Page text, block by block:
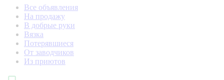
Все объявления
На продажу
В добрые руки
Вязка
Потерявшиеся
От заводчиков
Из приютов